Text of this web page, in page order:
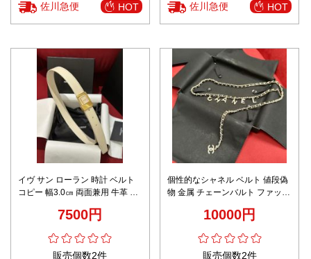
佐川急便 HOT 佐川急便 HOT
イヴ サン ローラン 時計 ベルト
コピー 幅3.0㎝ 両面兼用 牛革 ゴ
ス ホワイト7500円
販売個数2件
個性的なシャネル ベルト 値段偽
物 金属 チェーンバルト ファッシ
10000円
販売個数2件